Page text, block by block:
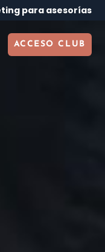
para asesorías
ACCESO CLUB